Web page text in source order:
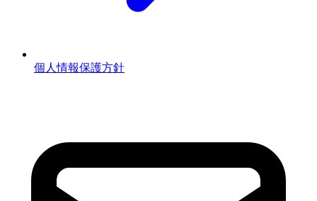
個人情報保護方針